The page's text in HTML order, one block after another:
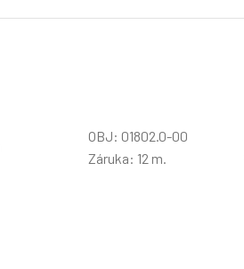
OBJ: 01802.0-00
Záruka: 12 m.